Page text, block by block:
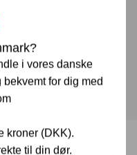
i vores danske
for dig med
kroner (DKK).
til din dør.